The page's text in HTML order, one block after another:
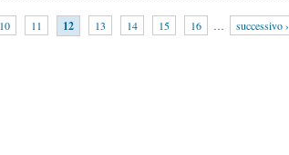
10 11 12 13 14 15 16 … successivo ›